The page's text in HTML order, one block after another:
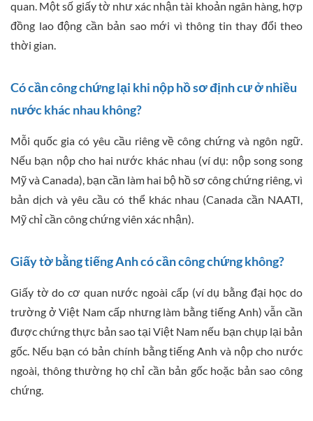
quan. Một số giấy tờ như xác nhận tài khoản ngân hàng, hợp
đồng lao động cần bản sao mới vì thông tin thay đổi theo
thời gian.
Có cần công chứng lại khi nộp hồ sơ định cư ở nhiều
nước khác nhau không?
Mỗi quốc gia có yêu cầu riêng về công chứng và ngôn ngữ.
Nếu bạn nộp cho hai nước khác nhau (ví dụ: nộp song song
Mỹ và Canada), bạn cần làm hai bộ hồ sơ công chứng riêng, vì
bản dịch và yêu cầu có thể khác nhau (Canada cần NAATI,
Mỹ chỉ cần công chứng viên xác nhận).
Giấy tờ bằng tiếng Anh có cần công chứng không?
Giấy tờ do cơ quan nước ngoài cấp (ví dụ bằng đại học do
trường ở Việt Nam cấp nhưng làm bằng tiếng Anh) vẫn cần
được chứng thực bản sao tại Việt Nam nếu bạn chụp lại bản
gốc. Nếu bạn có bản chính bằng tiếng Anh và nộp cho nước
ngoài, thông thường họ chỉ cần bản gốc hoặc bản sao công
chứng.